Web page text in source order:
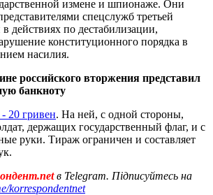
измене и шпионаже. Они
спецслужб третьей
действиях по дестабилизации,
конституционного порядка в
насилия.
российского вторжения представил
банкноту
20 гривен. На ней, с одной стороны,
держащих государственный флаг, и с
руки. Тираж ограничен и составляет
в Telegram. Підписуйтесь на
korrespondentnet